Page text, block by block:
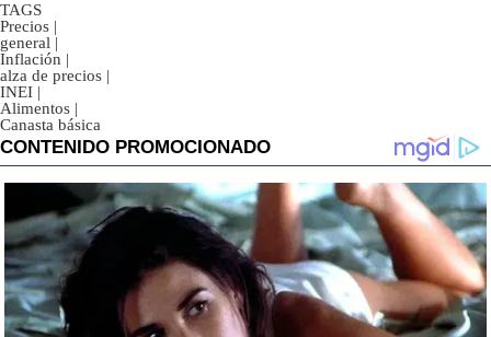
TAGS
Precios |
general |
Inflación |
alza de precios |
INEI |
Alimentos |
Canasta básica